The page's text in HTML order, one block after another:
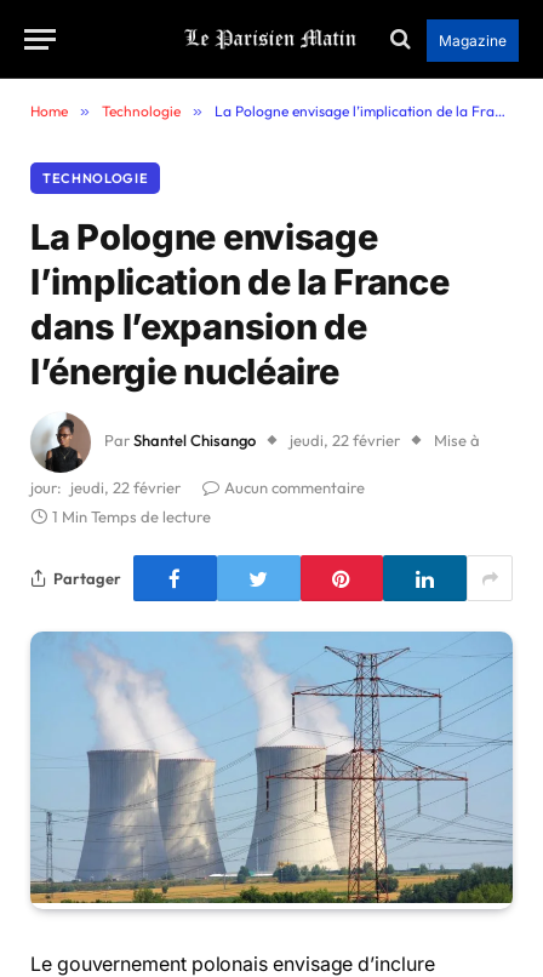
Magazine
Home » Technologie » La Pologne envisage l’implication de la France dans l’expansion de l’énergie nucléaire
TECHNOLOGIE
La Pologne envisage
l’implication de la France
dans l’expansion de
l’énergie nucléaire
ParShantel Chisango jeudi, 22 février Mise à
jour: jeudi, 22 février
Aucun commentaire
1 Min Temps de lecture
Partager
Le gouvernement polonais envisage d’inclure